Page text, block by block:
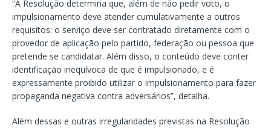
“A Resolução determina que, além de não pedir voto, o
impulsionamento deve atender cumulativamente a outros
requisitos: o serviço deve ser contratado diretamente com o
provedor de aplicação pelo partido, federação ou pessoa que
pretende se candidatar. Além disso, o conteúdo deve conter
identificação inequívoca de que é impulsionado, e é
expressamente proibido utilizar o impulsionamento para fazer
propaganda negativa contra adversários”, detalha.
Além dessas e outras irregularidades previstas na Resolução